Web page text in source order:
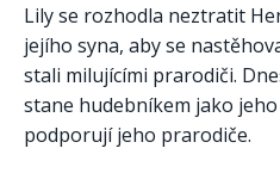
Lily se rozhodla neztratit
jejího syna, aby se
stali milujícími prarodiči.
stane hudebníkem jako
podporují jeho prarodiče.